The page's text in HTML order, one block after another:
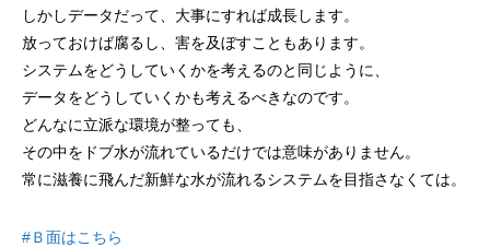
しかしデータだって、大事にすれば成長します。
放っておけば腐るし、害を及ぼすこともあります。
システムをどうしていくかを考えるのと同じように、
データをどうしていくかも考えるべきなのです。
どんなに立派な環境が整っても、
その中をドブ水が流れているだけでは意味がありません。
常に滋養に飛んだ新鮮な水が流れるシステムを目指さなくては。
#Ｂ面はこちら